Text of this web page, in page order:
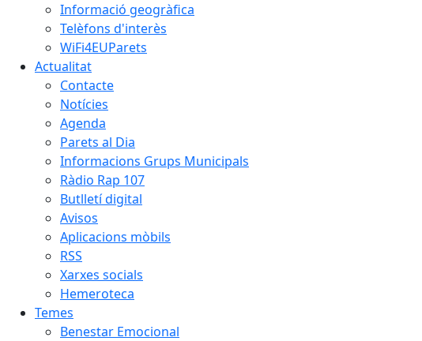
Informació geogràfica
Telèfons d'interès
WiFi4EUParets
Actualitat
Contacte
Notícies
Agenda
Parets al Dia
Informacions Grups Municipals
Ràdio Rap 107
Butlletí digital
Avisos
Aplicacions mòbils
RSS
Xarxes socials
Hemeroteca
Temes
Benestar Emocional